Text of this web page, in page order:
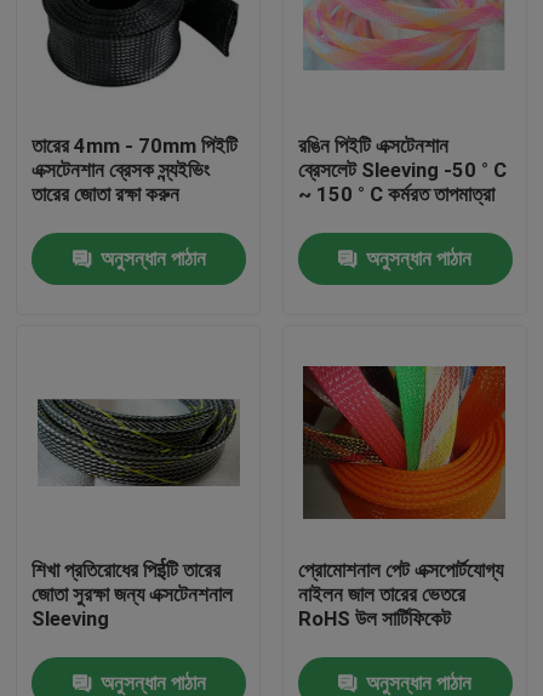
পণ্য
কারখানা ভ্রমণ
মান নিয়ন্ত্রণ
তারের 4mm - 70mm পিইটি
এক্সটেনশান ব্রেসক স্ন্যইভিং
তারের জোতা রক্ষা করুন
অনুসন্ধান পাঠান
রঙিন পিইটি এক্সটেনশান
ব্রেসলেট Sleeving -50 ° C
~ 150 ° C কর্মরত তাপমাত্রা
অনুসন্ধান পাঠান
শিখা প্রতিরোধের পিईটি তারের
জোতা সুরক্ষা জন্য এক্সটেনশনাল
Sleeving
অনুসন্ধান পাঠান
প্রোমোশনাল পেট এক্সপোর্টযোগ্য
নাইলন জাল তারের ভেতরে
RoHS উল সার্টিফিকেট
অনুসন্ধান পাঠান